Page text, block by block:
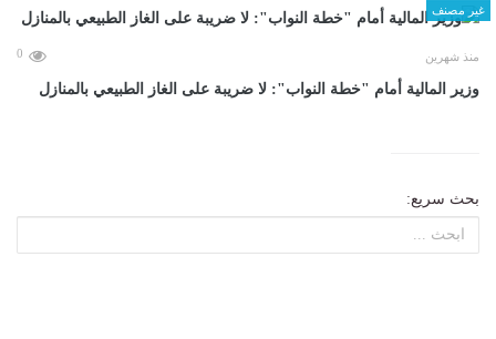
غير مصنف
منذ شهرين 0
وزير المالية أمام "خطة النواب": لا ضريبة على الغاز الطبيعي بالمنازل
بحث سريع: